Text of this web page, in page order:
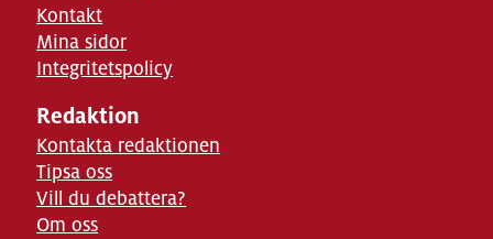
Kontakt
Mina sidor
Integritetspolicy
Redaktion
Kontakta redaktionen
Tipsa oss
Vill du debattera?
Om oss